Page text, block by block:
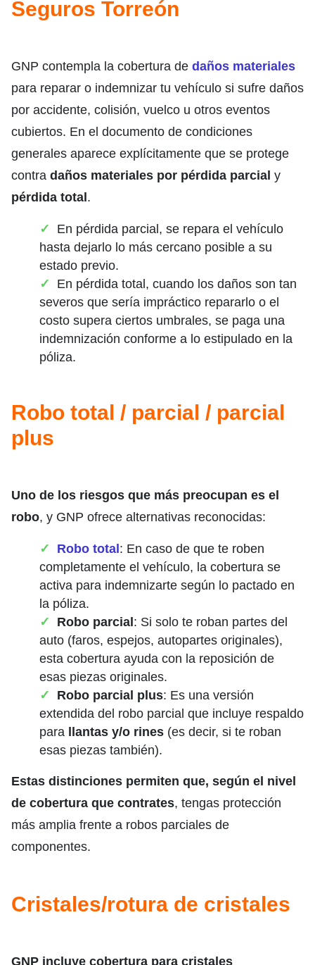
Seguros Torreón
GNP contempla la cobertura de daños materiales
para reparar o indemnizar tu vehículo si sufre daños
por accidente, colisión, vuelco u otros eventos
cubiertos. En el documento de condiciones
generales aparece explícitamente que se protege
contra daños materiales por pérdida parcial y
pérdida total.
En pérdida parcial, se repara el vehículo
hasta dejarlo lo más cercano posible a su
estado previo.
En pérdida total, cuando los daños son tan
severos que sería impráctico repararlo o el
costo supera ciertos umbrales, se paga una
indemnización conforme a lo estipulado en la
póliza.
Robo total / parcial / parcial
plus
Uno de los riesgos que más preocupan es el
robo, y GNP ofrece alternativas reconocidas:
Robo total: En caso de que te roben
completamente el vehículo, la cobertura se
activa para indemnizarte según lo pactado en
la póliza.
Robo parcial: Si solo te roban partes del
auto (faros, espejos, autopartes originales),
esta cobertura ayuda con la reposición de
esas piezas originales.
Robo parcial plus: Es una versión
extendida del robo parcial que incluye respaldo
para llantas y/o rines (es decir, si te roban
esas piezas también).
Estas distinciones permiten que, según el nivel
de cobertura que contrates, tengas protección
más amplia frente a robos parciales de
componentes.
Cristales/rotura de cristales
GNP incluye cobertura para cristales